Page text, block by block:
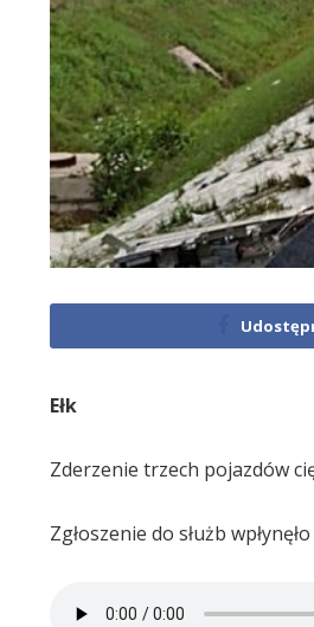
Ełk
Zderzenie trzech pojazdów
Zgłoszenie do służb